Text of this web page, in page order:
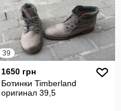
39
1650 грн
Ботинки Timberland
оригинал 39,5